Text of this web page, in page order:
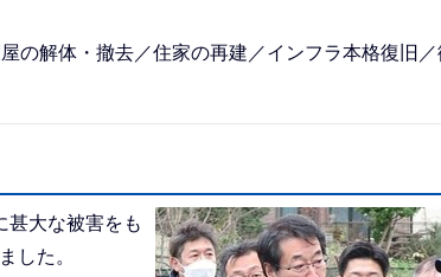
の解体・撤去／住家の再建／インフラ本格復旧
甚大な被害をも
した。